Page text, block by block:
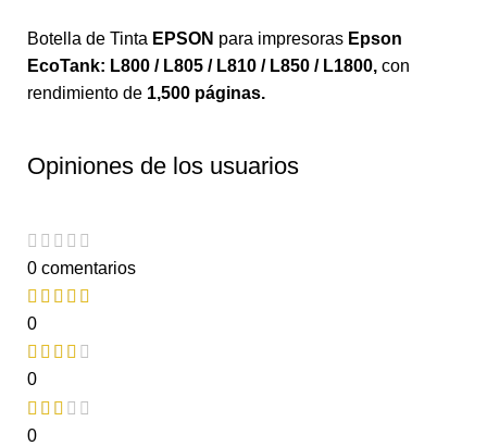
Botella de Tinta EPSON para impresoras Epson
EcoTank: L800 / L805 / L810 / L850 / L1800, con
rendimiento de 1,500 páginas.
Opiniones de los usuarios
0 comentarios
0
0
0